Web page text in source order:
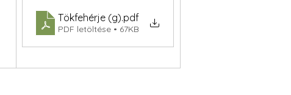
Tökfehérje (g).pdf
PDF letöltése • 67KB